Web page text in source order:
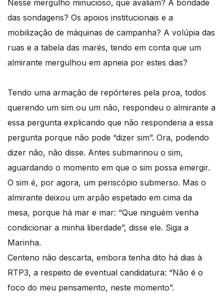
Nesse mergulho minucioso, que avaliam? A bondade
das sondagens? Os apoios institucionais e a
mobilização de máquinas de campanha? A volúpia das
ruas e a tabela das marés, tendo em conta que um
almirante mergulhou em apneia por estes dias?
Tendo uma armação de repórteres pela proa, todos
querendo um sim ou um não, respondeu o almirante a
essa pergunta explicando que não responderia a essa
pergunta porque não pode “dizer sim”. Ora, podendo
dizer não, não disse. Antes submarinou o sim,
aguardando o momento em que o sim possa emergir.
O sim é, por agora, um periscópio submerso. Mas o
almirante deixou um arpão espetado em cima da
mesa, porque há mar e mar: “Que ninguém venha
condicionar a minha liberdade”, disse ele. Siga a
Marinha.
Centeno não descarta, embora tenha dito há dias à
RTP3, a respeito de eventual candidatura: “Não é o
foco do meu pensamento, neste momento”.